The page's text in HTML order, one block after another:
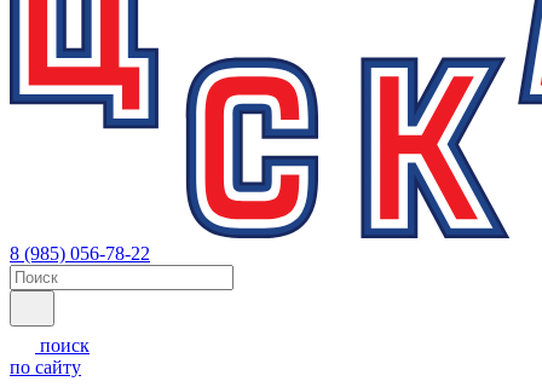
8 (985) 056-78-22
поиск
по сайту